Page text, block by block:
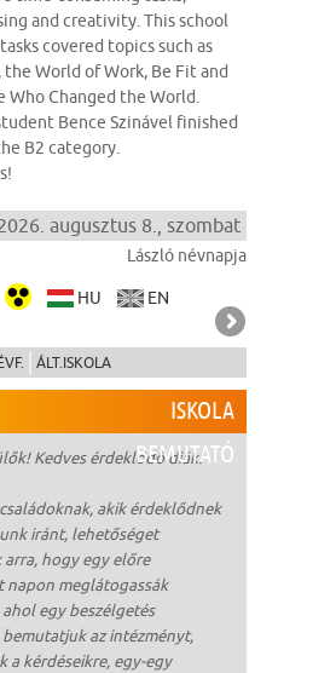
and creativity. This school
covered topics such as
the World of Work, Be Fit and
Who Changed the World.
Bence Szinável finished
B2 category.
augusztus 8., szombat
László névnapja
HU EN
ÁLT.ISKOLA
ISKOLA
BEMUTATÓ
Kedves érdeklődő diák!
akik érdeklődnek
iránt, lehetőséget
hogy egy előre
napon meglátogassák
egy beszélgetés
az intézményt,
a kérdéseikre, egy-egy